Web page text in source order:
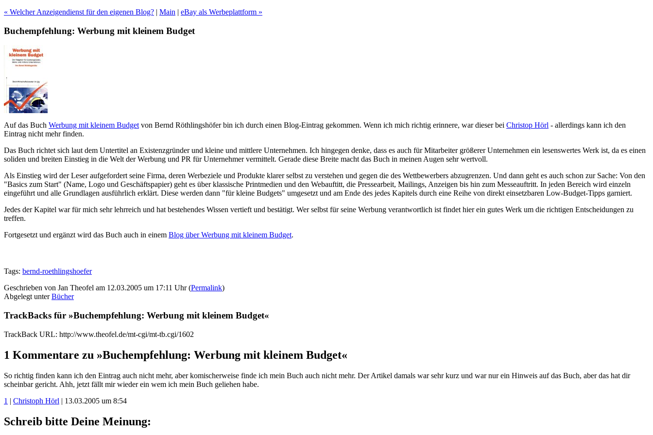
« Welcher Anzeigendienst für den eigenen Blog? | Main | eBay als Werbeplattform »
Buchempfehlung: Werbung mit kleinem Budget
Auf das Buch Werbung mit kleinem Budgetvon Bernd Röthlingshöfer bin ich durch einen Blog-Eintrag gekommen. Wenn ich mich richtig erinnere, war dieser bei Christop Hörl - allerdings kann ich den
Eintrag nicht mehr finden.
Das Buch richtet sich laut dem Untertitel an Existenzgründer und kleine und mittlere Unternehmen. Ich hingegen denke, dass es auch für Mitarbeiter größerer Unternehmen ein lesenswertes Werk ist, da es einen
soliden und breiten Einstieg in die Welt der Werbung und PR für Unternehmer vermittelt. Gerade diese Breite macht das Buch in meinen Augen sehr wertvoll.
Als Einstieg wird der Leser aufgefordert seine Firma, deren Werbeziele und Produkte klarer selbst zu verstehen und gegen die des Wettbewerbers abzugrenzen. Und dann geht es auch schon zur Sache: Von den
"Basics zum Start" (Name, Logo und Geschäftspapier) geht es über klassische Printmedien und den Webauftitt, die Pressearbeit, Mailings, Anzeigen bis hin zum Messeauftritt. In jeden Bereich wird einzeln
eingeführt und alle Grundlagen ausführlich erklärt. Diese werden dann "für kleine Budgets" umgesetzt und am Ende des jedes Kapitels durch eine Reihe von direkt einsetzbaren Low-Budget-Tipps garniert.
Jedes der Kapitel war für mich sehr lehrreich und hat bestehendes Wissen vertieft und bestätigt. Wer selbst für seine Werbung verantwortlich ist findet hier ein gutes Werk um die richtigen Entscheidungen zu
treffen.
Fortgesetzt und ergänzt wird das Buch auch in einem Blog über Werbung mit kleinem Budget.
Tags: bernd-roethlingshoefer
Geschrieben von Jan Theofel am 12.03.2005 um 17:11 Uhr (Permalink)
Abgelegt unterBücher
TrackBacks für »Buchempfehlung: Werbung mit kleinem Budget«
TrackBack URL: http://www.theofel.de/mt-cgi/mt-tb.cgi/1602
1 Kommentare zu »Buchempfehlung: Werbung mit kleinem Budget«
So richtig finden kann ich den Eintrag auch nicht mehr, aber komischerweise finde ich mein Buch auch nicht mehr. Der Artikel damals war sehr kurz und war nur ein Hinweis auf das Buch, aber das hat dir
scheinbar gericht. Ahh, jetzt fällt mir wieder ein wem ich mein Buch geliehen habe.
1 | Christoph Hörl | 13.03.2005 um 8:54
Schreib bitte Deine Meinung: